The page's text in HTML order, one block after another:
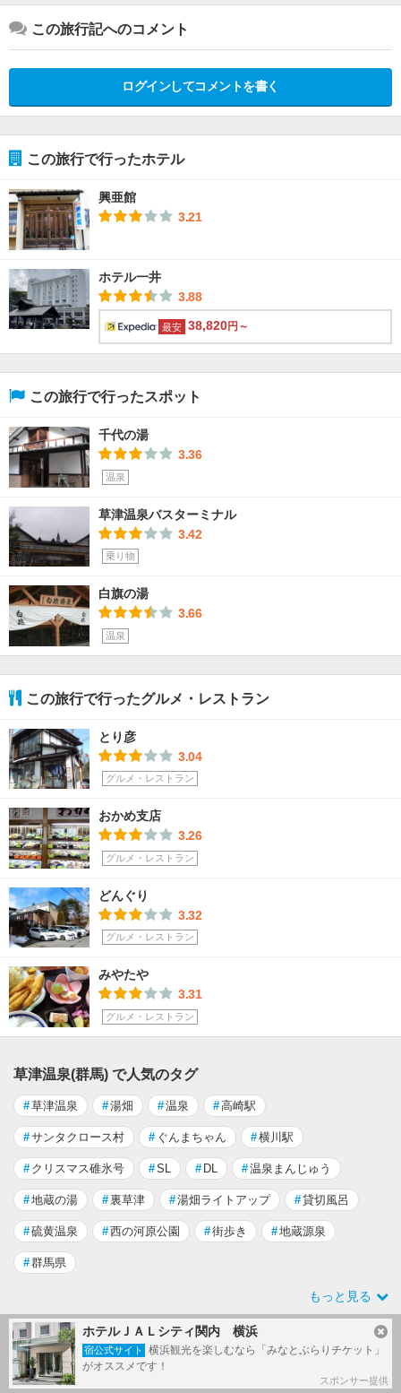
この旅行記へのコメント
ログインしてコメントを書く
この旅行で行ったホテル
興亜館
3.21
ホテル一井
3.88
最安 38,820円～
この旅行で行ったスポット
千代の湯
3.36
温泉
草津温泉バスターミナル
3.42
乗り物
白旗の湯
3.66
温泉
この旅行で行ったグルメ・レストラン
とり彦
3.04
グルメ・レストラン
おかめ支店
3.26
グルメ・レストラン
どんぐり
3.32
グルメ・レストラン
みやたや
3.31
グルメ・レストラン
草津温泉(群馬) で人気のタグ
#草津温泉 #湯畑 #温泉 #高崎駅
#サンタクロース村 # ぐんまちゃん #横川駅
# クリスマス碓氷号 #SL # DL #温泉まんじゅう
#地蔵の湯 # 裏草津 #湯畑ライトアップ #貸切風呂
#硫黄温泉 #西の河原公園 #街歩き #地蔵源泉
#群馬県
もっと見る
タグから国内旅行記（ブログ） を探す
#温泉
ホテルＪＡＬシティ関内 横浜
宿公式サイト
横浜観光を楽しむなら「みなとぶらりチケット」
がオススメです！
スポンサー提供